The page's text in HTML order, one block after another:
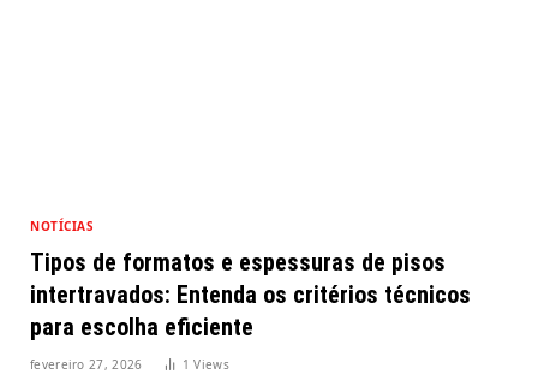
NOTÍCIAS
Tipos de formatos e espessuras de pisos
intertravados: Entenda os critérios técnicos
para escolha eficiente
fevereiro 27, 2026 1Views